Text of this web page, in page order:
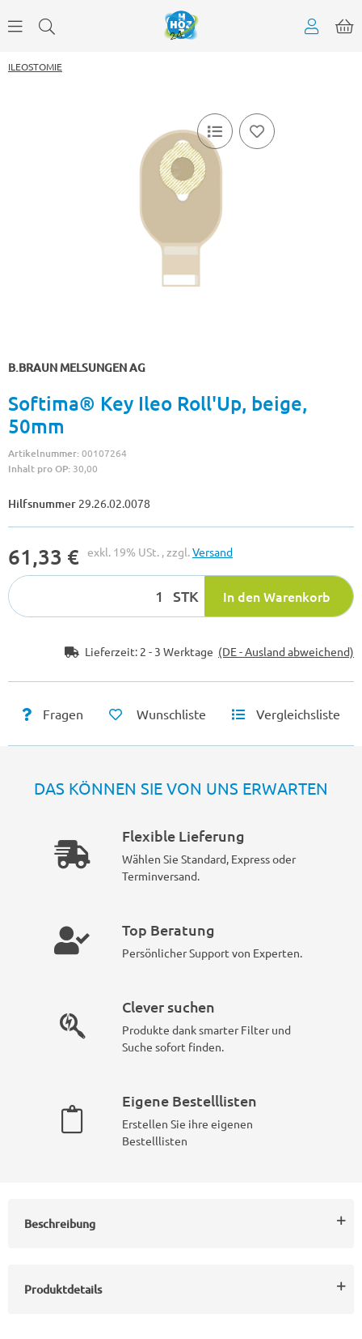
ILEOSTOMIE
B.BRAUN MELSUNGEN AG
Softima® Key Ileo Roll'Up, beige,
50mm
Artikelnummer:00107264
Inhalt pro OP: 30,00
Hilfsnummer 29.26.02.0078
61,33 € exkl. 19% USt. , zzgl.Versand
STK In den Warenkorb
Lieferzeit: 2 - 3 Werktage (DE - Ausland abweichend)
Fragen Wunschliste Vergleichsliste
DAS KÖNNEN SIE VON UNS ERWARTEN
Flexible Lieferung
Wählen Sie Standard, Express oder
Terminversand.
Top Beratung
Persönlicher Support von Experten.
Clever suchen
Produkte dank smarter Filter und
Suche sofort finden.
Eigene Bestelllisten
Erstellen Sie ihre eigenen
Bestelllisten
Beschreibung
Produktdetails